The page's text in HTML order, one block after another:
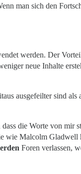
man sich den
werden. Der
neue Inhalte
ausgefeilter sind als
die Worte von mir
wie Malcolm
Foren verlassen,